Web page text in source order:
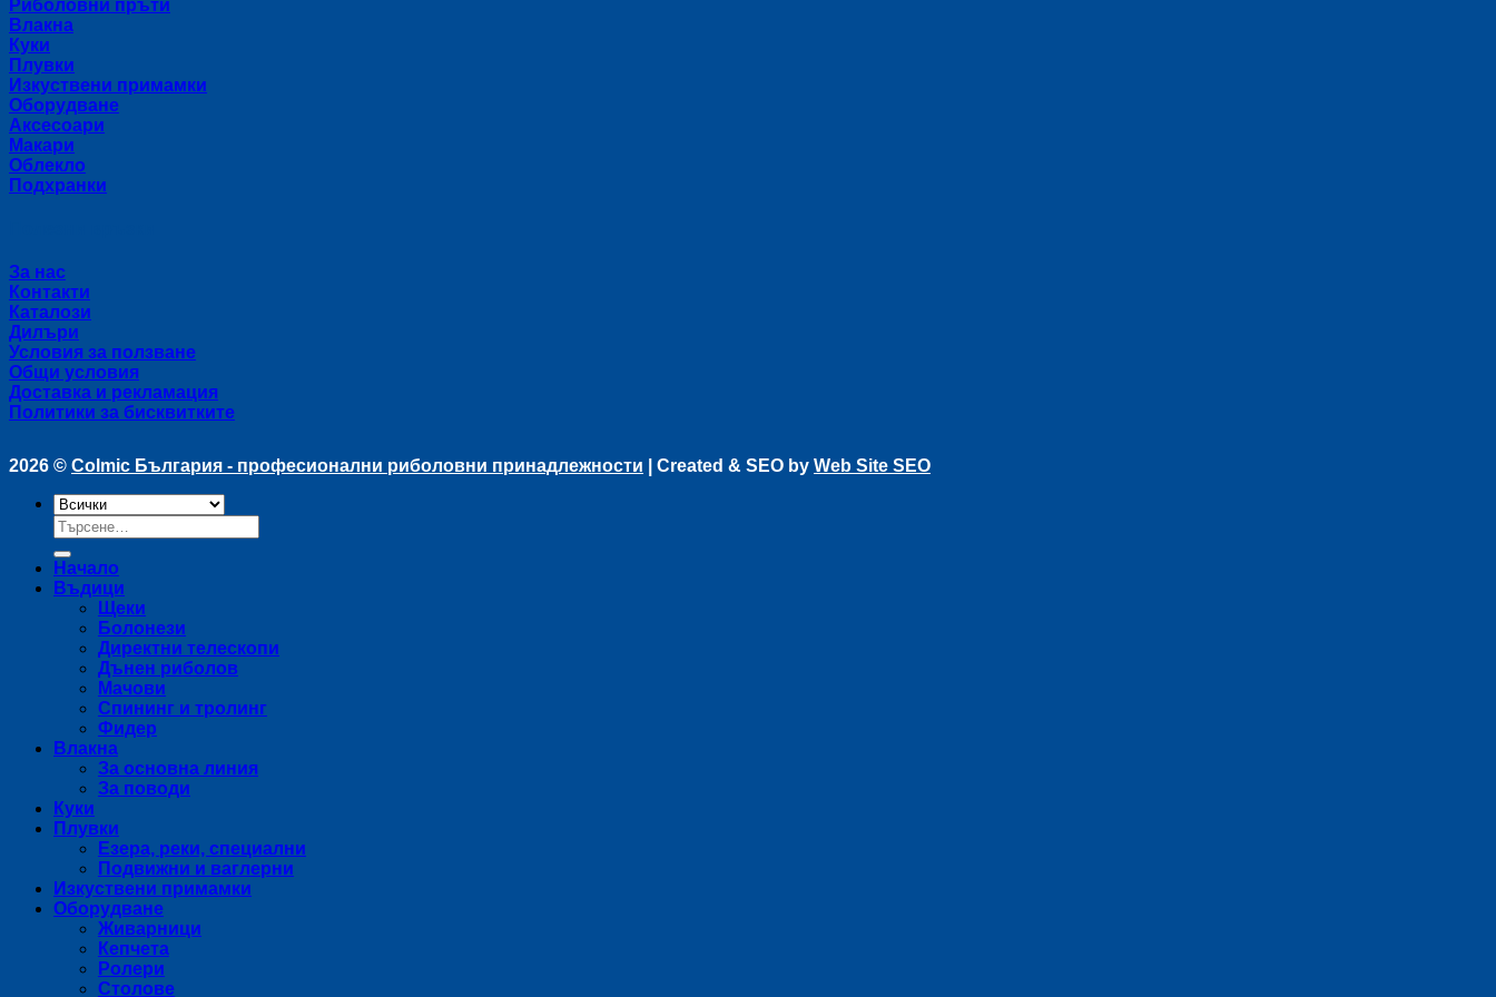
Риболовни пръти
Влакна
Куки
Плувки
Изкуствени примамки
Оборудване
Аксесоари
Макари
Облекло
Подхранки
За нас
Контакти
Каталози
Дилъри
Условия за ползване
Общи условия
Доставка и рекламация
Политики за бисквитките
2026 © Colmic България - професионални риболовни принадлежности | Created & SEO by Web Site SEO
Търсене
за:
Начало
Въдици
Щеки
Болонези
Директни телескопи
Дънен риболов
Мачови
Спининг и тролинг
Фидер
Влакна
За основна линия
За поводи
Куки
Плувки
Езера, реки, специални
Подвижни и ваглерни
Изкуствени примамки
Оборудване
Живарници
Кепчета
Ролери
Столове